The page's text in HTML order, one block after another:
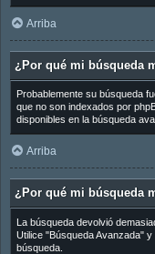
Arriba
¿Por qué mi búsqueda
Probablemente su búsqueda
que no son indexados por
disponibles en la búsqueda
Arriba
¿Por qué mi búsqueda
La búsqueda devolvió
Utilice "Búsqueda Avanzada"
búsqueda.